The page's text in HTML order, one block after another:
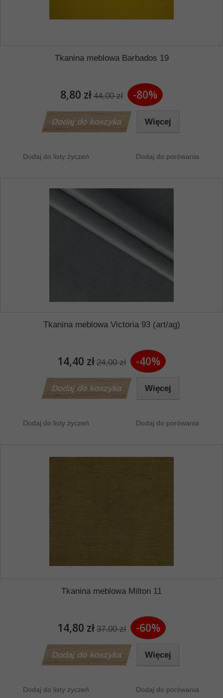
Tkanina meblowa Barbados 19
8,80 zł 44,00 zł -80%
Dodaj do koszyka Więcej
Dodaj do listy życzeń Dodaj do porówania
Tkanina meblowa Victoria 93 (art/ag)
14,40 zł 24,00 zł -40%
Dodaj do koszyka Więcej
Dodaj do listy życzeń Dodaj do porówania
Tkanina meblowa Milton 11
14,80 zł 37,00 zł -60%
Dodaj do koszyka Więcej
Dodaj do listy życzeń Dodaj do porówania